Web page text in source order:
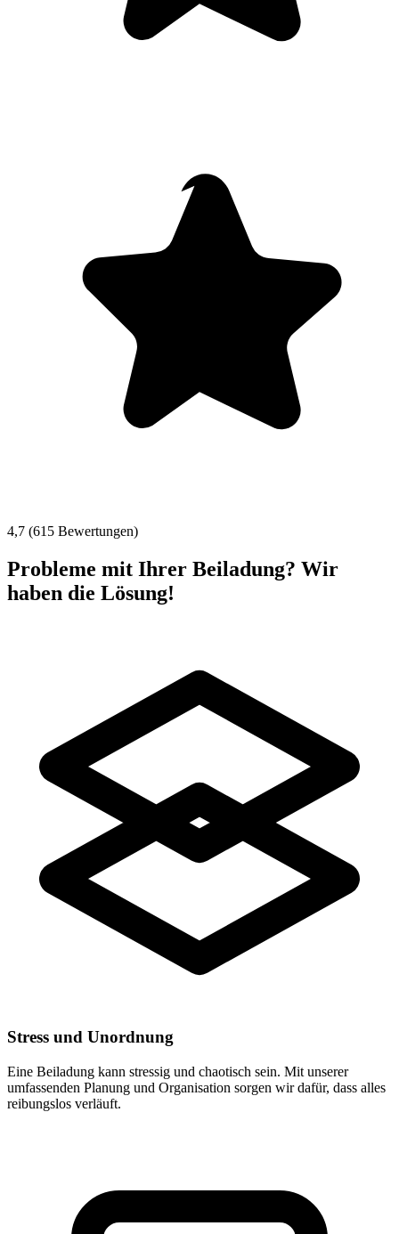
4,7 (615 Bewertungen)
Probleme mit Ihrer Beiladung? Wir
haben die Lösung!
Stress und Unordnung
Eine Beiladung kann stressig und chaotisch sein. Mit unserer
umfassenden Planung und Organisation sorgen wir dafür, dass alles
reibungslos verläuft.